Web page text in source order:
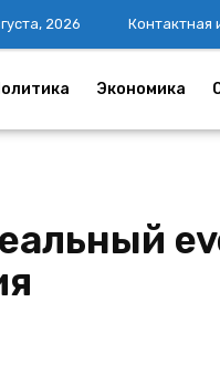
2026 Контактная
Экономика